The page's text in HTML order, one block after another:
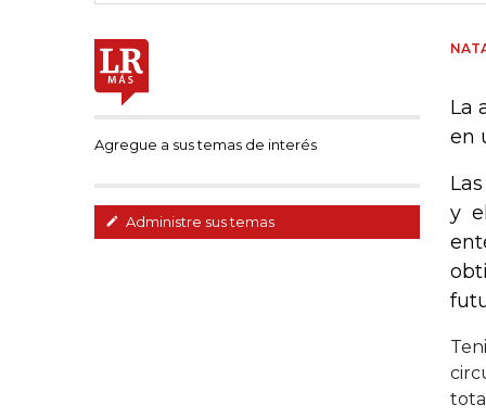
Agregue a sus temas de interés
Administre sus temas
La
en
y